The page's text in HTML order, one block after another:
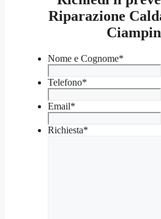
Riparazione
Nome e Cognome*
Telefono*
Email*
Richiesta*